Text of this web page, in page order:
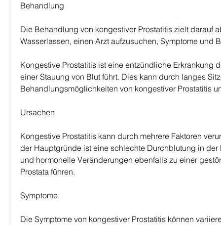
Behandlung
Die Behandlung von kongestiver Prostatitis zielt darauf
Wasserlassen, einen Arzt aufzusuchen, Symptome und
Kongestive Prostatitis ist eine entzündliche Erkrankung
einer Stauung von Blut führt. Dies kann durch langes
Behandlungsmöglichkeiten von kongestiver Prostatitis
Ursachen
Kongestive Prostatitis kann durch mehrere Faktoren
der Hauptgründe ist eine schlechte Durchblutung in der
und hormonelle Veränderungen ebenfalls zu einer
Prostata führen.
Symptome
Die Symptome von kongestiver Prostatitis können